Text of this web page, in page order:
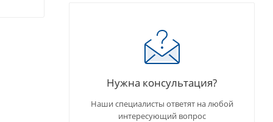
Нужна консультация?
Наши специалисты ответят на любой
интересующий вопрос